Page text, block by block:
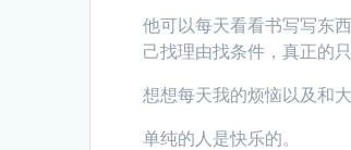
他可以每天看看书写写东
己找理由找条件，真正的
想想每天我的烦恼以及和
单纯的人是快乐的。